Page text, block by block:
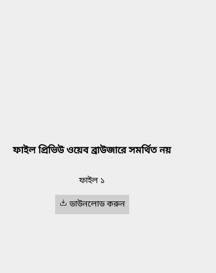
ফাইল প্রিভিউ ওয়েব ব্রাউজারে সমর্থিত নয়
ফাইল ১
ডাউনলোড করুন